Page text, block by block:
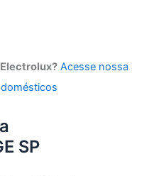
Acesse nossa
SP